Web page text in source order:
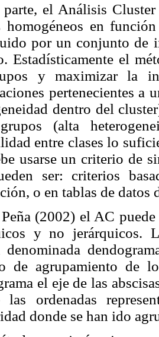
parte, el Análisis
homogéneos en
por un conjunto de
Estadísticamente el
y maximizar la
pertenecientes a
dentro del
(alta
entre clases lo
usarse un criterio de
ser: criterios
o en tablas de datos
(2002) el AC
y no jerárquicos.
denominada
de agrupamiento de
el eje de las
las ordenadas
donde se han ido